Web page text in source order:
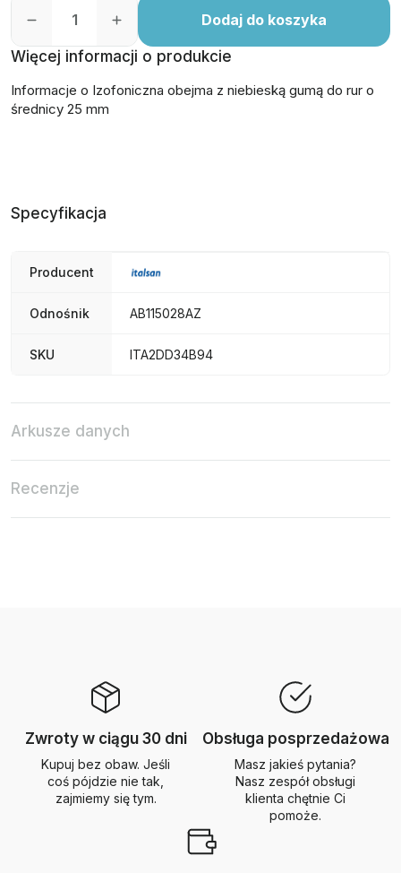
Dodaj do koszyka
Więcej informacji o produkcie
Informacje o Izofoniczna obejma z niebieską gumą do rur o
średnicy 25 mm
Specyfikacja
Producent
Odnośnik AB115028AZ
SKU ITA2DD34B94
Arkusze danych
Recenzje
Zwroty w ciągu 30 dni
Kupuj bez obaw. Jeśli
coś pójdzie nie tak,
zajmiemy się tym.
Obsługa posprzedażowa
Masz jakieś pytania?
Nasz zespół obsługi
klienta chętnie Ci
pomoże.